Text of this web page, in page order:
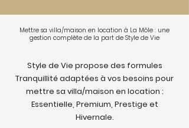
Mettre sa villa/maison en location à La Môle : une
gestion complète de la part de Style de Vie
Style de Vie propose des formules
Tranquillité adaptées à vos besoins pour
mettre sa villa/maison en location :
Essentielle, Premium, Prestige et
Hivernale.